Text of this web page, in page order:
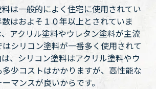
は一般的によく住宅に使用されてい
はおよそ１０年以上とされていま
アクリル塗料やウレタン塗料が主流
シリコン塗料が一番多く使用されて
、シリコン塗料はアクリル塗料やウ
少コストはかかりますが、高性能な
マンスが良いからです。